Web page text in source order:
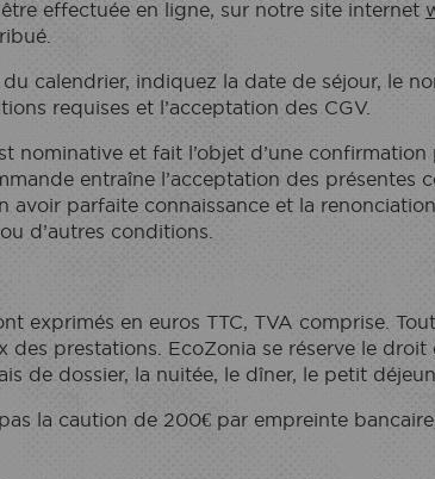
effectuée en ligne, sur notre site internet
calendrier, indiquez la date de séjour, le
requises et l’acceptation des CGV.
nominative et fait l’objet d’une
entraîne l’acceptation des présentes
avoir parfaite connaissance et la
d’autres conditions.
exprimés en euros TTC, TVA comprise.
des prestations. EcoZonia se réserve le
de dossier, la nuitée, le dîner, le petit
la caution de 200€ par empreinte